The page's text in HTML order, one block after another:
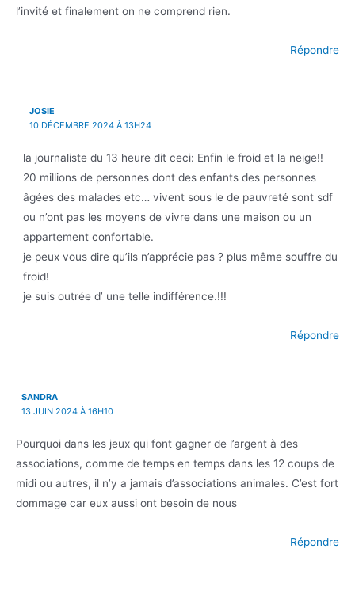
l’invité et finalement on ne comprend rien.
Répondre
JOSIE
10 DÉCEMBRE 2024 À 13H24
la journaliste du 13 heure dit ceci: Enfin le froid et la neige!!
20 millions de personnes dont des enfants des personnes
âgées des malades etc… vivent sous le de pauvreté sont sdf
ou n’ont pas les moyens de vivre dans une maison ou un
appartement confortable.
je peux vous dire qu’ils n’apprécie pas ? plus même souffre du
froid!
je suis outrée d’ une telle indifférence.!!!
Répondre
SANDRA
13 JUIN 2024 À 16H10
Pourquoi dans les jeux qui font gagner de l’argent à des
associations, comme de temps en temps dans les 12 coups de
midi ou autres, il n’y a jamais d’associations animales. C’est fort
dommage car eux aussi ont besoin de nous
Répondre